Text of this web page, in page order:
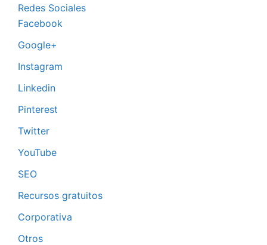
Redes Sociales
Facebook
Google+
Instagram
Linkedin
Pinterest
Twitter
YouTube
SEO
Recursos gratuitos
Corporativa
Otros